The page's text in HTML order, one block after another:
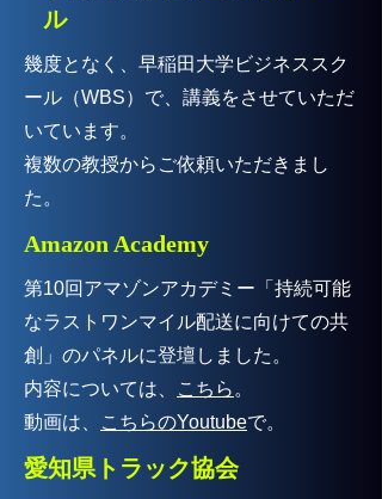
ル
幾度となく、早稲田大学ビジネススク
ール（WBS）で、講義をさせていただ
いています。
複数の教授からご依頼いただきまし
た。
Amazon Academy
第10回アマゾンアカデミー「持続可能
なラストワンマイル配送に向けての共
創」のパネルに登壇しました。
内容については、
こちら 。
動画は、
こちらのYoutubeで。
愛知県トラック協会